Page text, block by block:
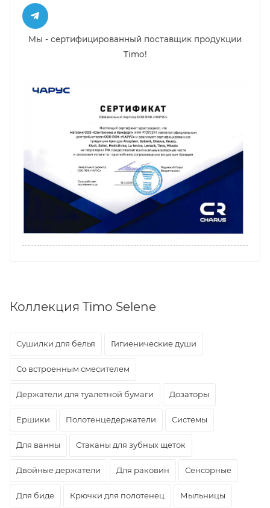
Мы - сертифицированный поставщик продукции
Timo!
Коллекция Timo Selene
Сушилки для белья Гигиенические души
Со встроенным смесителем
Держатели для туалетной бумаги Дозаторы
Ёршики Полотенцедержатели Системы
Для ванны Стаканы для зубных щеток
Двойные держатели Для раковин Сенсорные
Для биде Крючки для полотенец Мыльницы